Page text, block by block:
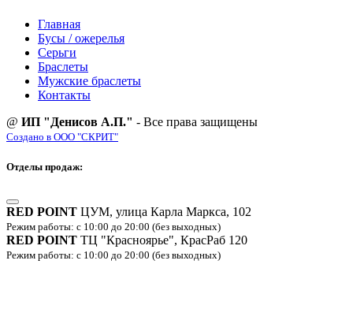
Главная
Бусы / ожерелья
Серьги
Браслеты
Мужские браслеты
Контакты
@ ИП "Денисов А.П." - Все права защищены
Создано в ООО "СКРИТ"
Отделы продаж:
RED POINT ЦУМ, улица Карла Маркса, 102
Режим работы: с 10:00 до 20:00 (без выходных)
RED POINT ТЦ "Красноярье", КрасРаб 120
Режим работы: с 10:00 до 20:00 (без выходных)